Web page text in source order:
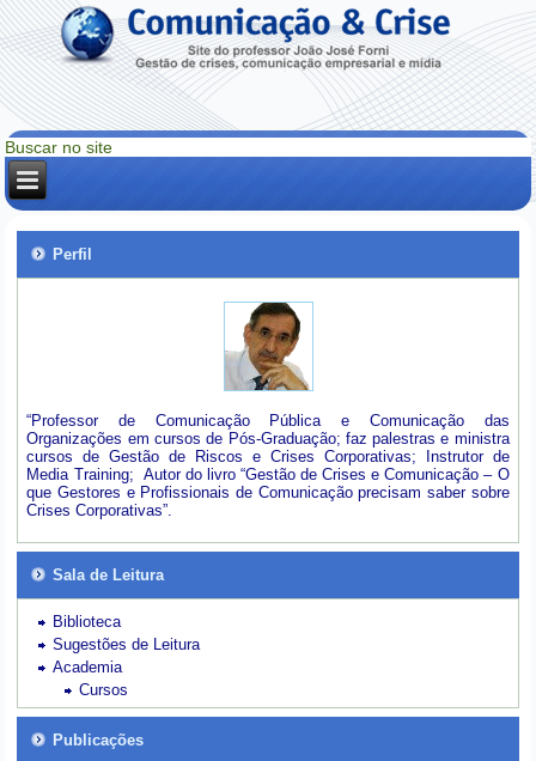
Perfil
“Professor de Comunicação Pública e Comunicação das
Organizações em cursos de Pós-Graduação; faz palestras e ministra
cursos de Gestão de Riscos e Crises Corporativas; Instrutor de
Media Training; Autor do livro “Gestão de Crises e Comunicação – O
que Gestores e Profissionais de Comunicação precisam saber sobre
Crises Corporativas”.
Sala de Leitura
Biblioteca
Sugestões de Leitura
Academia
Cursos
Publicações